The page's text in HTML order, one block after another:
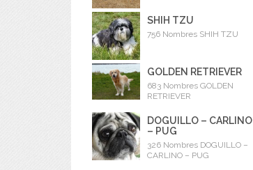
SHIH TZU
756 Nombres SHIH TZU
GOLDEN RETRIEVER
683 Nombres GOLDEN
RETRIEVER
DOGUILLO – CARLINO
– PUG
326 Nombres DOGUILLO –
CARLINO – PUG